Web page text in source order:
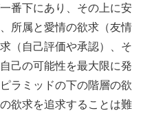
番下にあり、その上に安
所属と愛情の欲求（友情
（自己評価や承認）、そ
己の可能性を最大限に発
ラミッドの下の階層の欲
欲求を追求することは難